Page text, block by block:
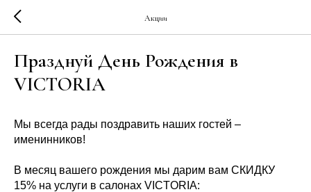
Акции
Празднуй День Рождения в
VICTORIA
Мы всегда рады поздравить наших гостей –
именинников!
В месяц вашего рождения мы дарим вам СКИДКУ
15% на услуги в салонах VICTORIA: